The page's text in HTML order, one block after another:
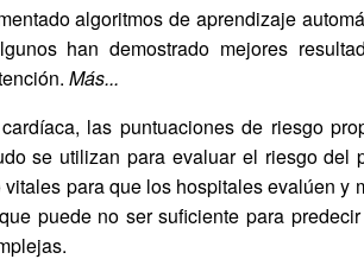
algoritmos de aprendizaje
han demostrado mejores
Más...
las puntuaciones de riesgo
se utilizan para evaluar el riesgo
para que los hospitales evalúen y
puede no ser suficiente para